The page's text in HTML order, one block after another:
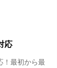
応
！最初から最